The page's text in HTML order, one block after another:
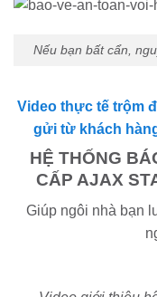
Nếu bạn bất cẩn,
Video thực tế trộm
gửi từ khách
HỆ THỐNG
CẤP AJAX
Giúp ngôi nhà bạn